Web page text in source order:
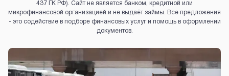
437 ГК РФ). Сайт не является банком, кредитной или
микрофинансовой организацией и не выдаёт займы. Все предложения
- это содействие в подборе финансовых услуг и помощь в оформлении
документов.